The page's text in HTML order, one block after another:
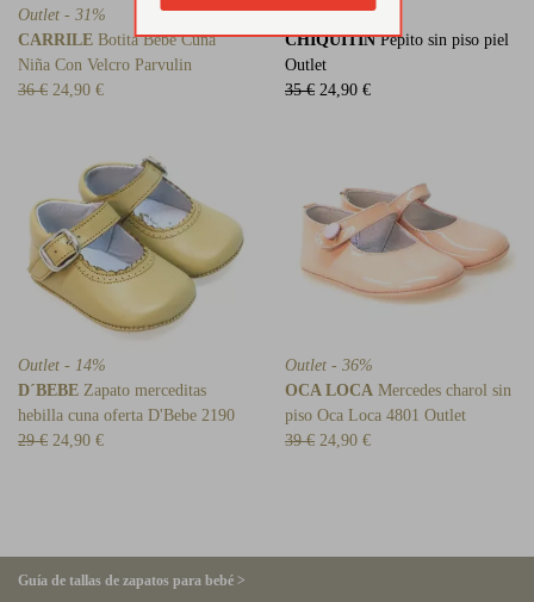
Outlet - 31%
CARRILE Botita Bebe Cuna
Niña Con Velcro Parvulin
36 € 24,90 €
Outlet - 29%
CHIQUITINPepito sin piso piel
Outlet
35 € 24,90 €
Outlet - 14%
D´BEBE Zapato merceditas
hebilla cuna oferta D'Bebe 2190
29 € 24,90 €
Outlet - 36%
OCA LOCA Mercedes charol sin
piso Oca Loca 4801 Outlet
39 € 24,90 €
Guía de tallas de zapatos para bebé >